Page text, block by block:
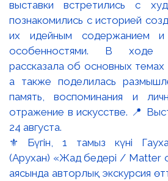
⚜️ Бүгін, 1 тамыз күні
(Арухан) «Жад бедері / Matter
аясында авторлық экскурсия